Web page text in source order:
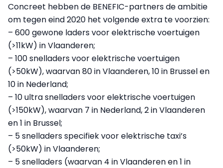
Concreet hebben de BENEFIC-partners de ambitie
om tegen eind 2020 het volgende extra te voorzien:
– 600 gewone laders voor elektrische voertuigen
(>11kW) in Vlaanderen;
– 100 snelladers voor elektrische voertuigen
(>50kW), waarvan 80 in Vlaanderen, 10 in Brussel en
10 in Nederland;
– 10 ultra snelladers voor elektrische voertuigen
(>150kW), waarvan 7 in Nederland, 2 in Vlaanderen
en 1 in Brussel;
– 5 snelladers specifiek voor elektrische taxi’s
(>50kW) in Vlaanderen;
– 5 snelladers (waarvan 4 in Vlaanderen en 1 in